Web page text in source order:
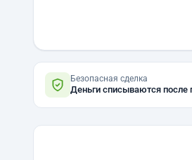
Безопасная сделка
Деньги списываются после